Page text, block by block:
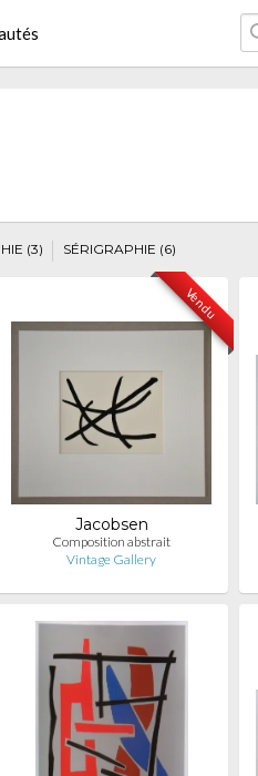
(3) SÉRIGRAPHIE (6)
Vendu
Jacobsen
Composition abstrait
Vintage Gallery